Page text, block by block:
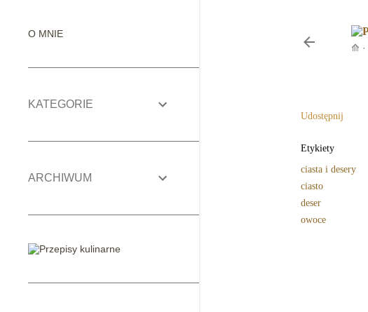
⟰
Udostępnij
Etykiety
ciasta i desery
ciasto
deser
owoce
O MNIE
KATEGORIE
ARCHIWUM